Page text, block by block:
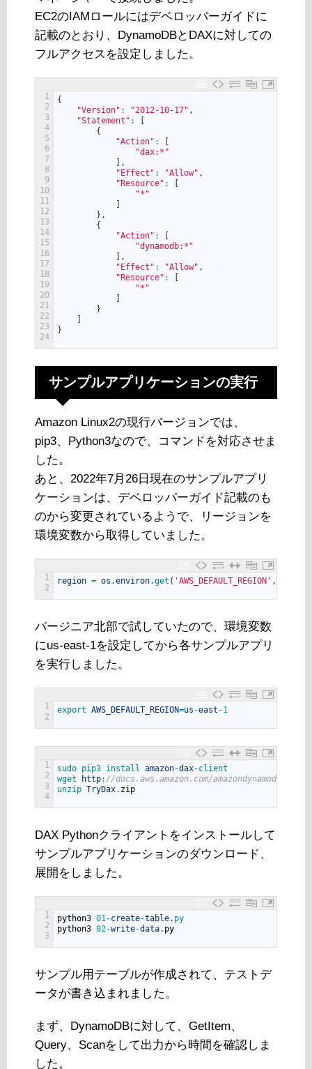
EC2のIAMロールにはデベロッパーガイドに
記載のとおり、DynamoDBとDAXに対しての
フルアクセスを設定しました。
1
2
3
4
5
6
7
8
9
10
11
12
13
14
15
16
17
18
19
20
21
22
23
24
{
"Version" : "2012-10-17" ,
"Statement" :
[
{
"Action" :
[
"dax:*"
] ,
"Effect" : "Allow" ,
"Resource" :
[
"*"
]
} ,
{
"Action" :
[
"dynamodb:*"
] ,
"Effect" : "Allow" ,
"Resource" :
[
"*"
]
}
]
}
サンプルアプリケーションの実行
Amazon Linux2の現行バージョンでは、
pip3、Python3なので、コマンドを対応させま
した。
あと、2022年7月26日現在のサンプルアプリ
ケーションは、デベロッパーガイド記載のも
のから変更されているようで、リージョンを
環境変数から取得していました。
1
2
region = os .environ.get ( 'AWS_DEFAULT_REGION' ,
バージニア北部で試していたので、環境変数
にus-east-1を設定してから各サンプルアプリ
を実行しました。
1
2
export AWS_DEFAULT_REGION=us -east -1
1
2
3
4
sudo pip3 install amazon-dax-client
wget
http: //docs.aws.amazon.com/amazondynamodb/
unzip TryDax. zip
DAX Pythonクライアントをインストールして
サンプルアプリケーションのダウンロード、
展開をしました。
1
2
3
python3 01-create-table. py
python3 02-write-data. py
サンプル用テーブルが作成されて、テストデ
ータが書き込まれました。
まず、DynamoDBに対して、GetItem、
Query、Scanをして出力から時間を確認しま
した。